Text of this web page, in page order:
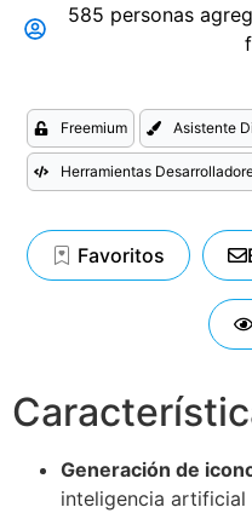
585 personas
Freemium Asistente
Herramientas
Favoritos
Generación de
inteligencia artificial